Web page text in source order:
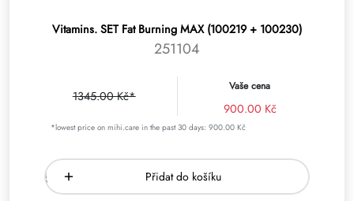
Vitamins. SET Fat Burning MAX (100219 + 100230)
251104
1345.00 Kč*
Vaše cena
900.00 Kč
*lowest price on mihi.care in the past 30 days: 900.00 Kč
Přidat do košíku